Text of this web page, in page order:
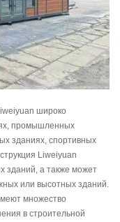
широко
промышленных
зданиях, спортивных
Liweiyuan
зданий, а также может
или высотных зданий.
множество
в строительной